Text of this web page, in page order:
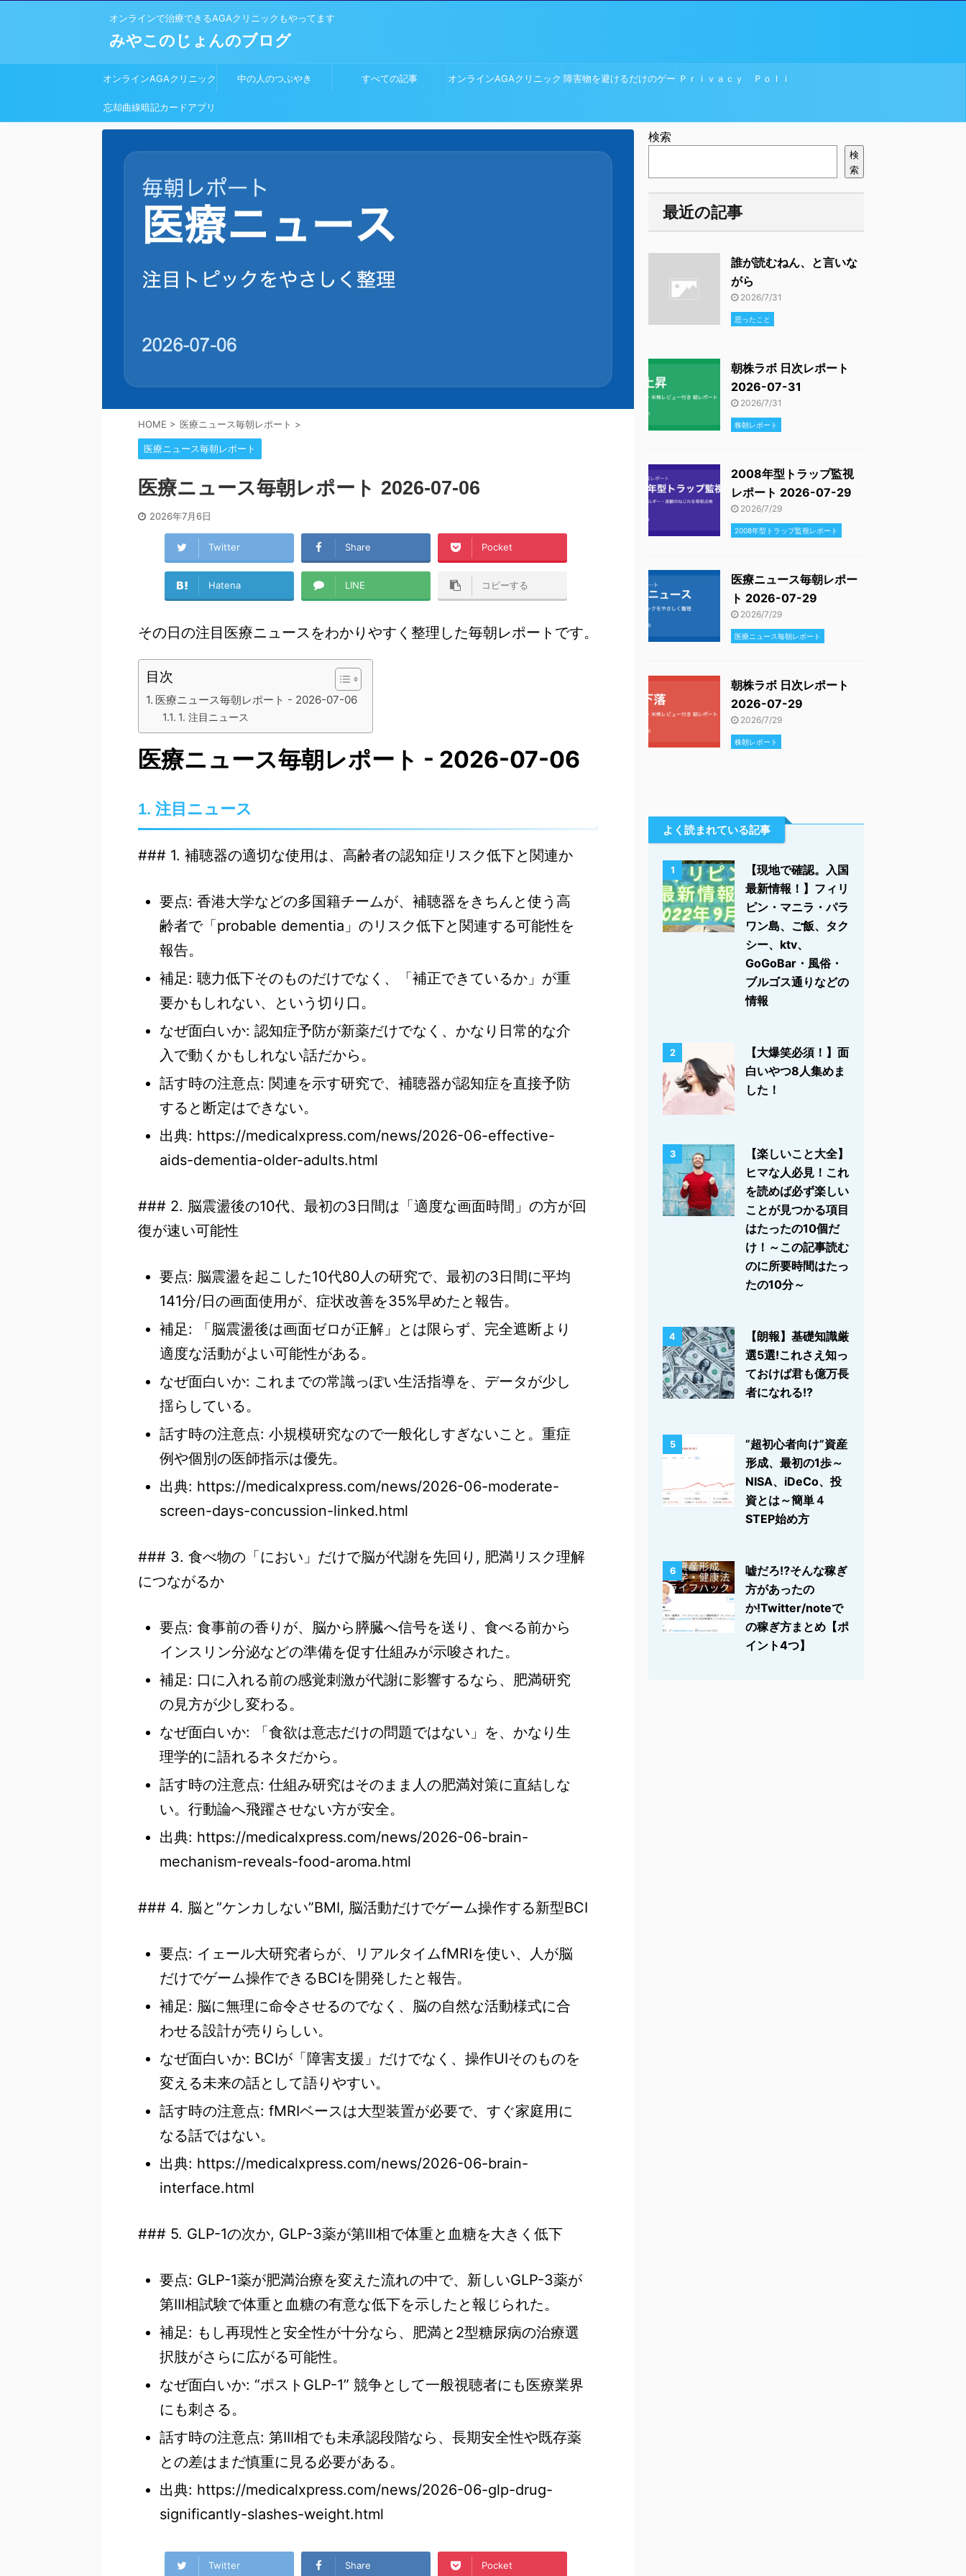
オンラインで治療できるAGAクリニックもやってます
みやこのじょんのブログ
オンラインAGAクリニック 中の人のつぶやき すべての記事 オンラインAGAクリニック 障害物を避けるだけのゲー Ｐｒｉｖａｃｙ Ｐｏｌｉ
忘却曲線暗記カードアプリ
HOME > 医療ニュース毎朝レポート >
医療ニュース毎朝レポート
医療ニュース毎朝レポート 2026-07-06
2026年7月6日
Twitter Share Pocket
Hatena LINE コピーする
その日の注目医療ニュースをわかりやすく整理した毎朝レポートです。
目次
医療ニュース毎朝レポート - 2026-07-06
1. 注目ニュース
医療ニュース毎朝レポート - 2026-07-06
1. 注目ニュース
### 1. 補聴器の適切な使用は、高齢者の認知症リスク低下と関連か
要点: 香港大学などの多国籍チームが、補聴器をきちんと使う高
齢者で「probable dementia」のリスク低下と関連する可能性を
報告。
補足: 聴力低下そのものだけでなく、「補正できているか」が重
要かもしれない、という切り口。
なぜ面白いか: 認知症予防が新薬だけでなく、かなり日常的な介
入で動くかもしれない話だから。
話す時の注意点: 関連を示す研究で、補聴器が認知症を直接予防
すると断定はできない。
出典: https://medicalxpress.com/news/2026-06-effective-
aids-dementia-older-adults.html
### 2. 脳震盪後の10代、最初の3日間は「適度な画面時間」の方が回
復が速い可能性
要点: 脳震盪を起こした10代80人の研究で、最初の3日間に平均
141分/日の画面使用が、症状改善を35%早めたと報告。
補足: 「脳震盪後は画面ゼロが正解」とは限らず、完全遮断より
適度な活動がよい可能性がある。
なぜ面白いか: これまでの常識っぽい生活指導を、データが少し
揺らしている。
話す時の注意点: 小規模研究なので一般化しすぎないこと。重症
例や個別の医師指示は優先。
出典: https://medicalxpress.com/news/2026-06-moderate-
screen-days-concussion-linked.html
### 3. 食べ物の「におい」だけで脳が代謝を先回り, 肥満リスク理解
につながるか
要点: 食事前の香りが、脳から膵臓へ信号を送り、食べる前から
インスリン分泌などの準備を促す仕組みが示唆された。
補足: 口に入れる前の感覚刺激が代謝に影響するなら、肥満研究
の見方が少し変わる。
なぜ面白いか: 「食欲は意志だけの問題ではない」を、かなり生
理学的に語れるネタだから。
話す時の注意点: 仕組み研究はそのまま人の肥満対策に直結しな
い。行動論へ飛躍させない方が安全。
出典: https://medicalxpress.com/news/2026-06-brain-
mechanism-reveals-food-aroma.html
### 4. 脳と“ケンカしない”BMI, 脳活動だけでゲーム操作する新型BCI
要点: イェール大研究者らが、リアルタイムfMRIを使い、人が脳
だけでゲーム操作できるBCIを開発したと報告。
補足: 脳に無理に命令させるのでなく、脳の自然な活動様式に合
わせる設計が売りらしい。
なぜ面白いか: BCIが「障害支援」だけでなく、操作UIそのものを
変える未来の話として語りやすい。
話す時の注意点: fMRIベースは大型装置が必要で、すぐ家庭用に
なる話ではない。
出典: https://medicalxpress.com/news/2026-06-brain-
interface.html
### 5. GLP-1の次か, GLP-3薬が第III相で体重と血糖を大きく低下
要点: GLP-1薬が肥満治療を変えた流れの中で、新しいGLP-3薬が
第III相試験で体重と血糖の有意な低下を示したと報じられた。
補足: もし再現性と安全性が十分なら、肥満と2型糖尿病の治療選
択肢がさらに広がる可能性。
なぜ面白いか: “ポストGLP-1” 競争として一般視聴者にも医療業界
にも刺さる。
話す時の注意点: 第III相でも未承認段階なら、長期安全性や既存薬
との差はまだ慎重に見る必要がある。
出典: https://medicalxpress.com/news/2026-06-glp-drug-
significantly-slashes-weight.html
Twitter Share Pocket
検索
検
索
最近の記事
誰が読むねん、と言いな
がら
2026/7/31
思ったこと
朝株ラボ 日次レポート
2026-07-31
2026/7/31
株朝レポート
2008年型トラップ監視
レポート 2026-07-29
2026/7/29
2008年型トラップ監視レポート
医療ニュース毎朝レポー
ト 2026-07-29
2026/7/29
医療ニュース毎朝レポート
朝株ラボ 日次レポート
2026-07-29
2026/7/29
株朝レポート
よく読まれている記事
1
【現地で確認。入国
最新情報！】フィリ
ピン・マニラ・パラ
ワン島、ご飯、タク
シー、ktv、
GoGoBar・風俗・
ブルゴス通りなどの
情報
2
【大爆笑必須！】面
白いやつ8人集めま
した！
3
【楽しいこと大全】
ヒマな人必見！これ
を読めば必ず楽しい
ことが見つかる項目
はたったの10個だ
け！～この記事読む
のに所要時間はたっ
たの10分～
4
【朗報】基礎知識厳
選5選!これさえ知っ
ておけば君も億万長
者になれる!?
5
”超初心者向け”資産
形成、最初の1歩～
NISA、iDeCo、投
資とは～簡単４
STEP始め方
6
嘘だろ⁉そんな稼ぎ
方があったの
か!Twitter/noteで
の稼ぎ方まとめ【ポ
イント4つ】